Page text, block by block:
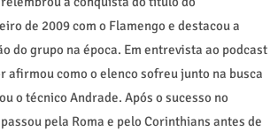
de 2009 com o Flamengo e destacou a
do grupo na época. Em entrevista ao podcast
afirmou como o elenco sofreu junto na busca
o técnico Andrade. Após o sucesso no
pela Roma e pelo Corinthians antes de